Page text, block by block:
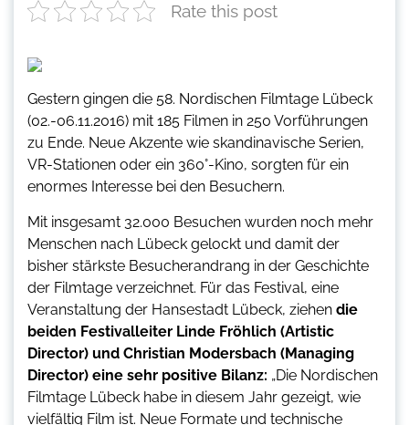
Rate this post
Gestern gingen die 58. Nordischen Filmtage Lübeck
(02.-06.11.2016) mit 185 Filmen in 250 Vorführungen
zu Ende. Neue Akzente wie skandinavische Serien,
VR-Stationen oder ein 360°-Kino, sorgten für ein
enormes Interesse bei den Besuchern.
Mit insgesamt 32.000 Besuchen wurden noch mehr
Menschen nach Lübeck gelockt und damit der
bisher stärkste Besucherandrang in der Geschichte
der Filmtage verzeichnet. Für das Festival, eine
Veranstaltung der Hansestadt Lübeck, ziehen die
beiden Festivalleiter Linde Fröhlich (Artistic
Director) und Christian Modersbach (Managing
Director) eine sehr positive Bilanz: „Die Nordischen
Filmtage Lübeck habe in diesem Jahr gezeigt, wie
vielfältig Film ist. Neue Formate und technische